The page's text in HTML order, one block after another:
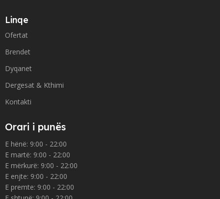
Linqe
Ofertat
Brendet
Dyqanet
Dergesat & Kthimi
Kontakti
Orari i punës
E hënë: 9:00 - 22:00
E martë: 9:00 - 22:00
E mërkurë: 9:00 - 22:00
E enjte: 9:00 - 22:00
E premte: 9:00 - 22:00